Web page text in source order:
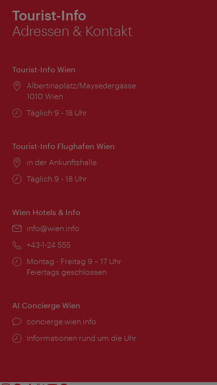
Tourist-Info
Adressen & Kontakt
Tourist-Info Wien
Ort:
Albertinaplatz/Maysedergasse
1010 Wien
Öffnungszeiten:
Täglich 9 - 18 Uhr
Tourist-Info Flughafen Wien
Ort:
in der Ankunftshalle
Öffnungszeiten:
Täglich 9 - 18 Uhr
Wien Hotels & Info
Email:
info@wien.info
Telefon:
+43-1-24 555
Öffnungszeiten:
Montag - Freitag 9 – 17 Uhr
Feiertags geschlossen
AI Concierge Wien
Ort:
concierge.wien.info
Öffnungszeiten:
Informationen rund um die Uhr